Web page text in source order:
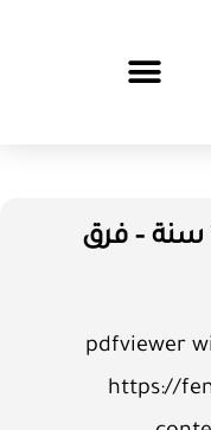
[pdfviewer
beta=”true/